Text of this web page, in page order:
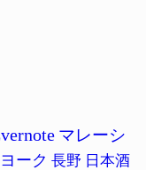
マレーシ
ーク 長野 日本酒